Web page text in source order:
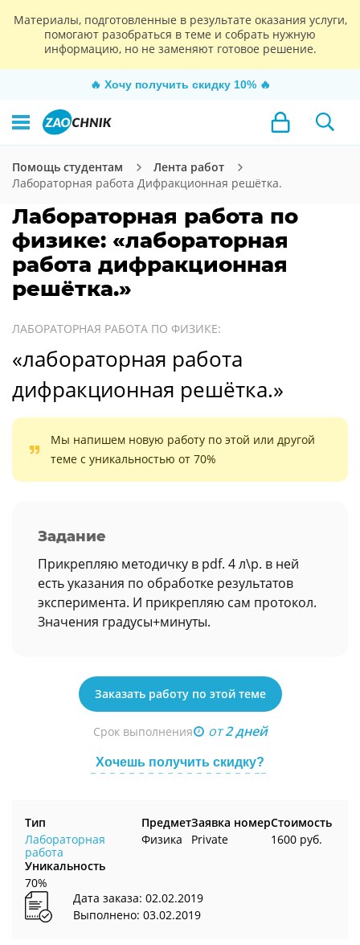
Материалы, подготовленные в результате оказания услуги,
помогают разобраться в теме и собрать нужную
информацию, но не заменяют готовое решение.
🔥 Хочу получить скидку 10% 🔥
Помощь студентам
Лента работ
Лабораторная работа Дифракционная решётка.
Лабораторная работа по
физике: «лабораторная
работа дифракционная
решётка.»
ЛАБОРАТОРНАЯ РАБОТА ПО ФИЗИКЕ:
«лабораторная работа
дифракционная решётка.»
Мы напишем новую работу по этой или другой
теме с уникальностью от 70%
Задание
Прикрепляю методичку в pdf. 4 л\р. в ней
есть указания по обработке результатов
эксперимента. И прикрепляю сам протокол.
Значения градусы+минуты.
Заказать работу по этой теме
Срок выполнения от2 дней
Хочешь получить скидку?
Тип
Лабораторная
работа
Предмет
Физика
Заявка номер
Private
Стоимость
1600 руб.
Уникальность
70%
Дата заказа: 02.02.2019
Выполнено: 03.02.2019